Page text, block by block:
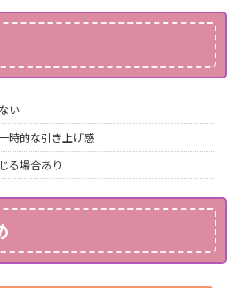
い
時的な引き上げ感
る場合あり